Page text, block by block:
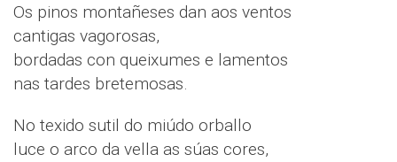
Os pinos montañeses dan aos ventos
cantigas vagorosas,
bordadas con queixumes e lamentos
nas tardes bretemosas.
No texido sutil do miúdo orballo
luce o arco da vella as súas cores,